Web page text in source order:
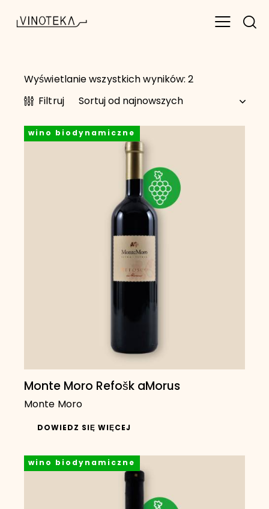
Wyświetlanie wszystkich wyników: 2
Filtruj
wino biodynamiczne
Monte Moro Refošk aMorus
Monte Moro
DOWIEDZ SIĘ WIĘCEJ
wino biodynamiczne